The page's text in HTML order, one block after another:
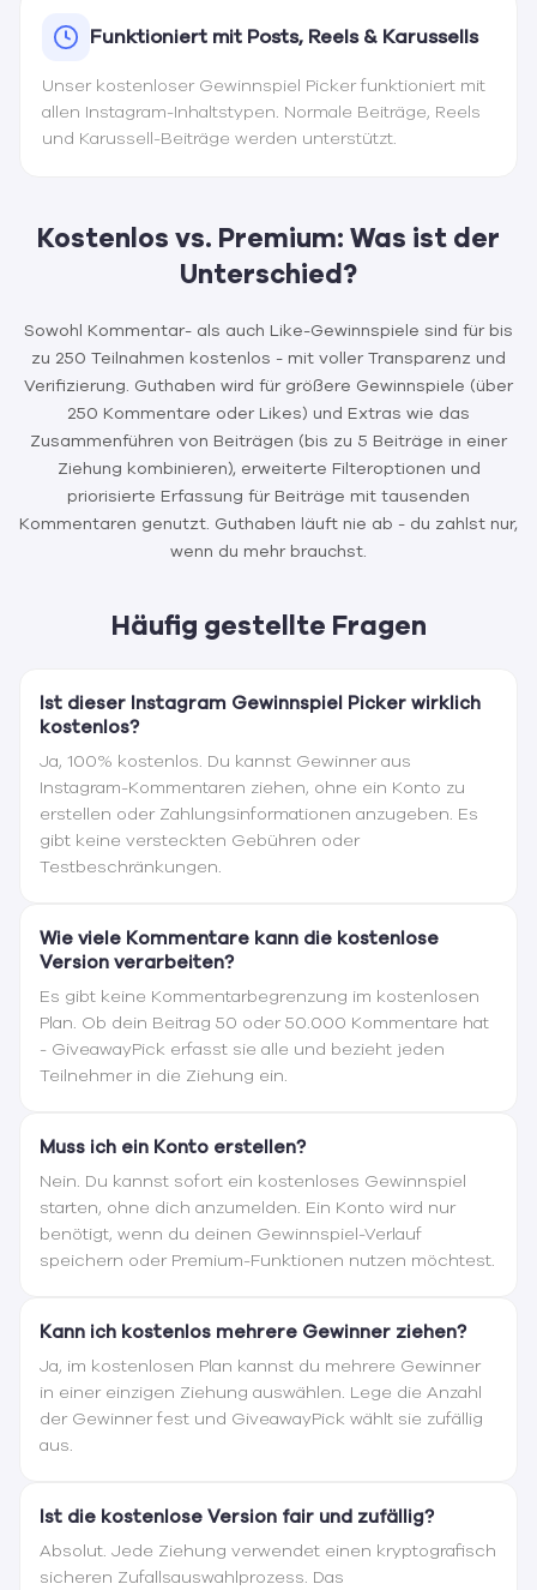
Funktioniert mit Posts, Reels & Karussells
Unser kostenloser Gewinnspiel Picker funktioniert mit
allen Instagram-Inhaltstypen. Normale Beiträge, Reels
und Karussell-Beiträge werden unterstützt.
Kostenlos vs. Premium: Was ist der
Unterschied?
Sowohl Kommentar- als auch Like-Gewinnspiele sind für bis
zu 250 Teilnahmen kostenlos - mit voller Transparenz und
Verifizierung. Guthaben wird für größere Gewinnspiele (über
250 Kommentare oder Likes) und Extras wie das
Zusammenführen von Beiträgen (bis zu 5 Beiträge in einer
Ziehung kombinieren), erweiterte Filteroptionen und
priorisierte Erfassung für Beiträge mit tausenden
Kommentaren genutzt. Guthaben läuft nie ab - du zahlst nur,
wenn du mehr brauchst.
Häufig gestellte Fragen
Ist dieser Instagram Gewinnspiel Picker wirklich
kostenlos?
Ja, 100% kostenlos. Du kannst Gewinner aus
Instagram-Kommentaren ziehen, ohne ein Konto zu
erstellen oder Zahlungsinformationen anzugeben. Es
gibt keine versteckten Gebühren oder
Testbeschränkungen.
Wie viele Kommentare kann die kostenlose
Version verarbeiten?
Es gibt keine Kommentarbegrenzung im kostenlosen
Plan. Ob dein Beitrag 50 oder 50.000 Kommentare hat
- GiveawayPick erfasst sie alle und bezieht jeden
Teilnehmer in die Ziehung ein.
Muss ich ein Konto erstellen?
Nein. Du kannst sofort ein kostenloses Gewinnspiel
starten, ohne dich anzumelden. Ein Konto wird nur
benötigt, wenn du deinen Gewinnspiel-Verlauf
speichern oder Premium-Funktionen nutzen möchtest.
Kann ich kostenlos mehrere Gewinner ziehen?
Ja, im kostenlosen Plan kannst du mehrere Gewinner
in einer einzigen Ziehung auswählen. Lege die Anzahl
der Gewinner fest und GiveawayPick wählt sie zufällig
aus.
Ist die kostenlose Version fair und zufällig?
Absolut. Jede Ziehung verwendet einen kryptografisch
sicheren Zufallsauswahlprozess. Das